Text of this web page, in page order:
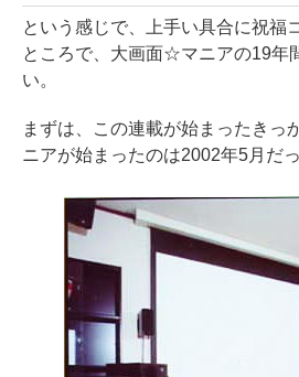
という感じで、上手い具合に祝福
ところで、大画面☆マニアの19年
い。
まずは、この連載が始まったき
ニアが始まったのは2002年5月だっ